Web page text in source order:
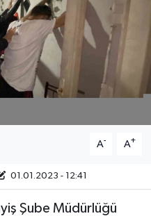
A- A+
01.01.2023 - 12:41
Şube Müdürlüğü